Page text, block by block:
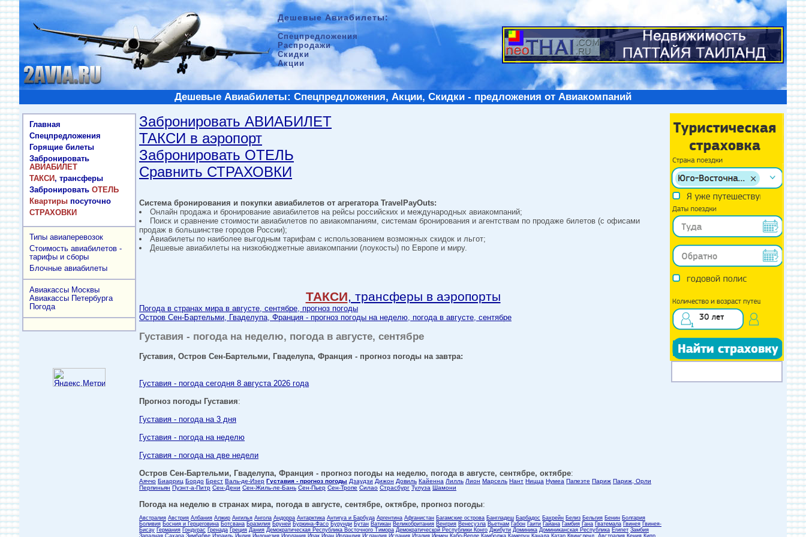
Дешевые Авиабилеты:
Спецпредложения
Распродажи
Скидки
Акции
Дешевые Авиабилеты: Спецпредложения, Акции, Скидки - предложения от Авиакомпаний
Главная
Спецпредложения
Горящие билеты
Забронировать
АВИАБИЛЕТ
ТАКСИ, трансферы
Забронировать ОТЕЛЬ
Квартиры посуточно
СТРАХОВКИ
Типы авиаперевозок
Стоимость авиабилетов -
тарифы и сборы
Блочные авиабилеты
Авиакассы Москвы
Авиакассы Петербурга
Погода
Забронировать АВИАБИЛЕТ
ТАКСИ в аэропорт
Забронировать ОТЕЛЬ
Сравнить СТРАХОВКИ
Система бронирования и покупки авиабилетов от агрегатора TravelPayOuts:
Онлайн продажа и бронирование авиабилетов на рейсы российских и международных авиакомпаний;
Поиск и сравнение стоимости авиабилетов по авиакомпаниям, системам бронирования и агентствам по продаже билетов (с офисами
продаж в большинстве городов России);
Авиабилеты по наиболее выгодным тарифам с использованием возможных скидок и льгот;
Дешевые авиабилеты на низкобюджетные авиакомпании (лоукосты) по Европе и миру.
ТАКСИ, трансферы в аэропорты
Погода в странах мира в августе, сентябре, прогноз погоды
Остров Сен-Бартельми, Гваделупа, Франция - прогноз погоды на неделю, погода в августе, сентябре
Густавия - погода на неделю, погода в августе, сентябре
Густавия, Остров Сен-Бартельми, Гваделупа, Франция - прогноз погоды на завтра:
Густавия - погода сегодня 8 августа 2026 года
Прогноз погоды Густавия:
Густавия - погода на 3 дня
Густавия - погода на неделю
Густавия - погода на две недели
Остров Сен-Бартельми, Гваделупа, Франция - прогноз погоды на неделю, погода в августе, сентябре, октябре:
Аяччо Биарриц Бордо Брест Валь-де-Изер Густавия - прогноз погоды Дзаудзи Дижон Довиль Кайенна Лилль Лион Марсель Нант Ницца Нумеа Папеэте Париж Париж, Орли
Перпиньян Пуэнт-а-Питр Сен-Дени Сен-Жиль-ле-Бань Сен-Пьер Сен-Тропе Силао Страсбург Тулуза Шамони
Погода на неделю в странах мира, погода в августе, сентябре, октябре, прогноз погоды:
Австралия Австрия Албания Алжир Ангилья Ангола Андорра Антарктика Антигуа и Барбуда Аргентина Афганистан Багамские острова Бангладеш Барбадос Бахрейн Белиз Бельгия Бенин Болгария
Боливия Босния и Герцеговина Ботсвана Бразилия Бруней Буркина-Фасо Бурунди Бутан Ватикан Великобритания Венгрия Венесуэла Вьетнам Габон Гаити Гайана Гамбия Гана Гватемала Гвинея Гвинея-
Бисау Германия Гондурас Гренада Греция Дания Демократическая Республика Восточного Тимора Демократической Республики Конго Джибути Доминика Доминиканская Республика Египет Замбия
Западная Сахара Зимбабве Израиль Индия Индонезия Иордания Ирак Иран Ирландия Исландия Испания Италия Йемен Кабо-Верде Камбоджа Камерун Канада Катар Квинсленд, Австралия Кения Кипр